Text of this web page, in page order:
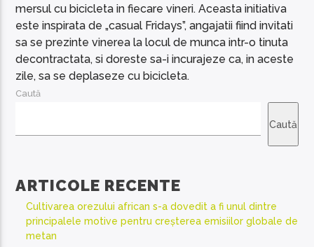
mersul cu bicicleta in fiecare vineri. Aceasta initiativa
este inspirata de „casual Fridays”, angajatii fiind invitati
sa se prezinte vinerea la locul de munca intr-o tinuta
decontractata, si doreste sa-i incurajeze ca, in aceste
zile, sa se deplaseze cu bicicleta.
Caută
Caută
ARTICOLE RECENTE
Cultivarea orezului african s-a dovedit a fi unul dintre
principalele motive pentru creșterea emisiilor globale de
metan